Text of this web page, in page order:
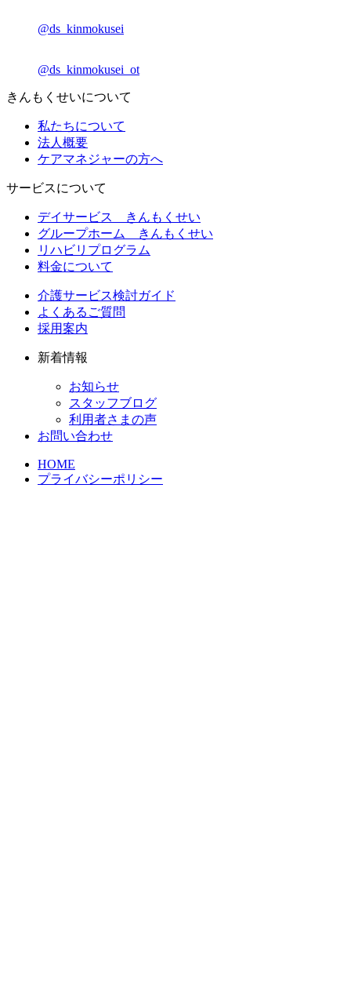
@ds_kinmokusei
@ds_kinmokusei_ot
きんもくせいについて
私たちについて
法人概要
ケアマネジャーの方へ
サービスについて
デイサービス きんもくせい
グループホーム きんもくせい
リハビリプログラム
料金について
介護サービス検討ガイド
よくあるご質問
採用案内
新着情報
お知らせ
スタッフブログ
利用者さまの声
お問い合わせ
HOME
プライバシーポリシー